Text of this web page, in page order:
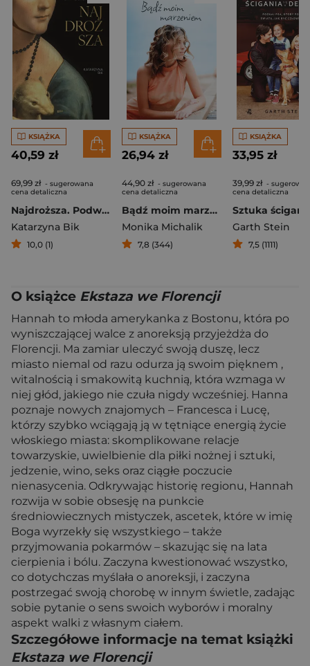
KSIĄŻKA
40,59 zł
69,99 zł - sugerowana
cena detaliczna
Najdroższa. Podwójne życie Damy z gronostajem (2025)
Katarzyna Bik
10,0 (1)
KSIĄŻKA
26,94 zł
44,90 zł - sugerowana
cena detaliczna
Bądź moim marzeniem
Monika Michalik
7,8 (344)
KSIĄŻKA
33,95 zł
39,99 zł -
cena detaliczna
Garth Stein
7,5 (1111)
O książce Ekstaza we Florencji
Hannah to młoda amerykanka z Bostonu, która po
wyniszczającej walce z anoreksją przyjeżdża do
Florencji. Ma zamiar uleczyć swoją duszę, lecz
miasto niemal od razu odurza ją swoim pięknem ,
witalnością i smakowitą kuchnią, która wzmaga w
niej głód, jakiego nie czuła nigdy wcześniej. Hanna
poznaje nowych znajomych – Francesca i Lucę,
którzy szybko wciągają ją w tętniące energią życie
włoskiego miasta: skomplikowane relacje
towarzyskie, uwielbienie dla piłki nożnej i sztuki,
jedzenie, wino, seks oraz ciągłe poczucie
nienasycenia. Odkrywając historię regionu, Hannah
rozwija w sobie obsesję na punkcie
średniowiecznych mistyczek, ascetek, które w imię
Boga wyrzekły się wszystkiego – także
przyjmowania pokarmów – skazując się na lata
cierpienia i bólu. Zaczyna kwestionować wszystko,
co dotychczas myślała o anoreksji, i zaczyna
postrzegać swoją chorobę w innym świetle, zadając
sobie pytanie o sens swoich wyborów i moralny
aspekt walki z własnym ciałem.
Szczegółowe informacje na temat książki
Ekstaza we Florencji